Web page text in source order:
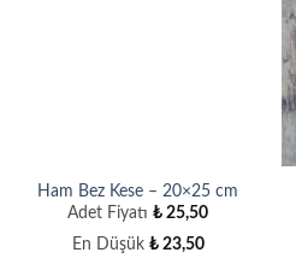
Ham Bez Kese – 20×25 cm
Adet Fiyatı ₺ 25,50
En Düşük ₺23,50